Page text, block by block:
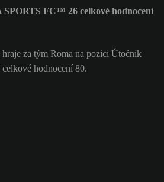
SPORTS FC™ 26 celkové hodnocení
za tým Roma na pozici Útočník
hodnocení 80.